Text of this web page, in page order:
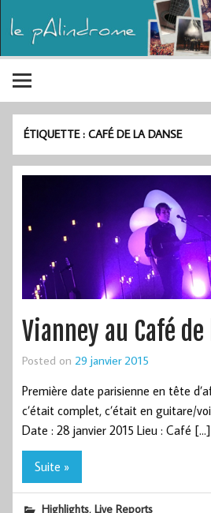
ÉTIQUETTE :CAFÉ DE LA DANSE
Vianney au Café de
Posted on 29 janvier 2015
Première date parisienne en tête
c’était complet, c’était en guitare/
Date : 28 janvier 2015 Lieu : Café […]
Suite »
Highlights,Live Reports